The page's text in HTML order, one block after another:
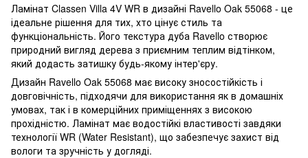
Ламінат Classen Villa 4V WR в дизайні Ravello Oak 55068 - це
ідеальне рішення для тих, хто цінує стиль та
функціональність. Його текстура дуба Ravello створює
природний вигляд дерева з приємним теплим відтінком,
який додасть затишку будь-якому інтер'єру.
Дизайн Ravello Oak 55068 має високу зносостійкість і
довговічність, підходячи для використання як в домашніх
умовах, так і в комерційних приміщеннях з високою
прохідністю. Ламінат має водостійкі властивості завдяки
технології WR (Water Resistant), що забезпечує захист від
вологи та зручність у догляді.